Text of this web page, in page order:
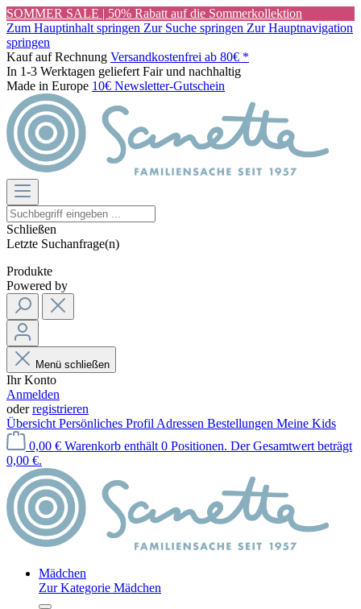
SOMMER SALE | 50% Rabatt auf die Sommerkollektion
Zum Hauptinhalt springen Zur Suche springen Zur Hauptnavigation
springen
Kauf auf Rechnung Versandkostenfrei ab 80€ *
In 1-3 Werktagen geliefert Fair und nachhaltig
Made in Europe 10€ Newsletter-Gutschein
Schließen
Letzte Suchanfrage(n)
Produkte
Powered by
Menü schließen
Ihr Konto
Anmelden
oderregistrieren
Übersicht Persönliches Profil Adressen Bestellungen Meine Kids
0,00 € Warenkorb enthält 0 Positionen. Der Gesamtwert beträgt
0,00 €.
Mädchen
Zur Kategorie Mädchen